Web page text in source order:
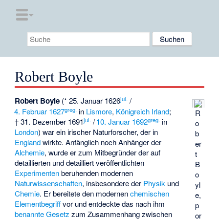
Robert Boyle
R
o
b
er
t
B
o
yl
e,
p
or
Robert Boyle (* 25. Januar 1626jul. /
4. Februar 1627greg.in Lismore, Königreich Irland;
† 31. Dezember 1691jul. /10. Januar 1692greg.in
London) war ein irischer Naturforscher, der in
Englandwirkte. Anfänglich noch Anhänger der
Alchemie, wurde er zum Mitbegründer der auf
detaillierten und detailliert veröffentlichten
Experimentenberuhenden modernen
Naturwissenschaften, insbesondere der Physik und
Chemie. Er bereitete den modernenchemischen
Elementbegriffvor und entdeckte das nach ihm
benannte Gesetz zum Zusammenhang zwischen